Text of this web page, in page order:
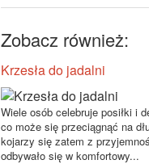
Zobacz również:
Krzesła do jadalni
Wiele osób celebruje posiłki i
co może się przeciągnąć na
kojarzy się zatem z
odbywało się w komfortowy...